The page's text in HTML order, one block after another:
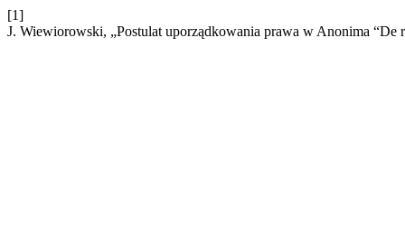
[1]
J. Wiewiorowski, „Postulat uporządkowania prawa w Anonima “De